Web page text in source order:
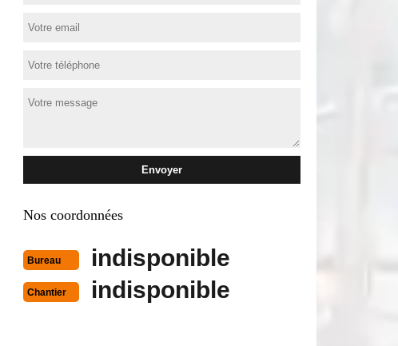
Nos coordonnées
Bureau indisponible
Chantier indisponible